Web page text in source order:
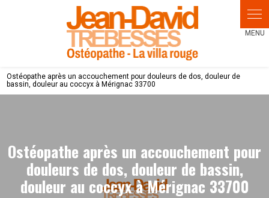
Ostéopathe après un accouchement pour douleurs de dos, douleur de
bassin, douleur au coccyx à Mérignac 33700
Ostéopathe après un accouchement pour
douleurs de dos, douleur de bassin,
douleur au coccyx à Mérignac 33700
Panneau de gestion des cookies